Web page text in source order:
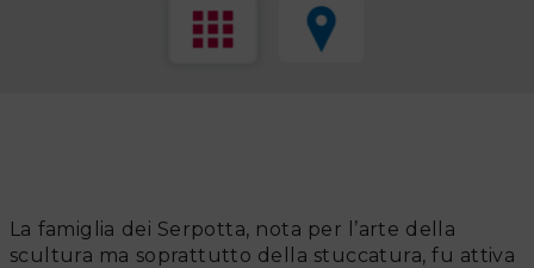
La famiglia dei Serpotta, nota per l’arte della
scultura ma soprattutto della stuccatura, fu attiva